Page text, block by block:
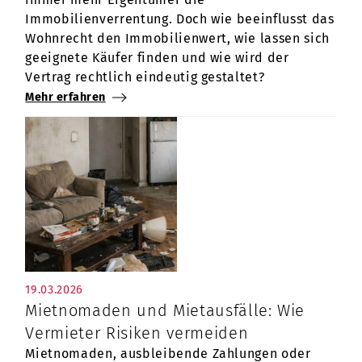
Immobilienverrentung. Doch wie beeinflusst das
Wohnrecht den Immobilienwert, wie lassen sich
geeignete Käufer finden und wie wird der
Vertrag rechtlich eindeutig gestaltet?
Mehr erfahren
19.03.2026
Mietnomaden und Mietausfälle: Wie
Vermieter Risiken vermeiden
Mietnomaden, ausbleibende Zahlungen oder